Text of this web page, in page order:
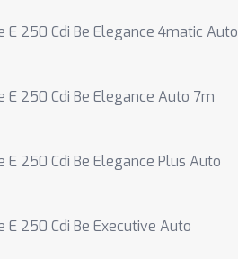
E 250 Cdi Be Elegance 4matic Auto
E 250 Cdi Be Elegance Auto 7m
E 250 Cdi Be Elegance Plus Auto
E 250 Cdi Be Executive Auto